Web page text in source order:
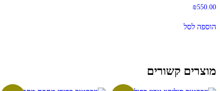
₪550.00
הוספה לסל
מוצרים קשורים